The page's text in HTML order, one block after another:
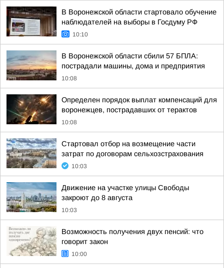
В Воронежской области стартовало обучение
наблюдателей на выборы в Госдуму РФ
10:10
В Воронежской области сбили 57 БПЛА:
пострадали машины, дома и предприятия
10:08
Определен порядок выплат компенсаций для
воронежцев, пострадавших от терактов
10:08
Cтартовал отбор на возмещение части
затрат по договорам сельхозстрахования
10:03
Движение на участке улицы Свободы
закроют до 8 августа
10:03
Возможность получения двух пенсий: что
говорит закон
10:00